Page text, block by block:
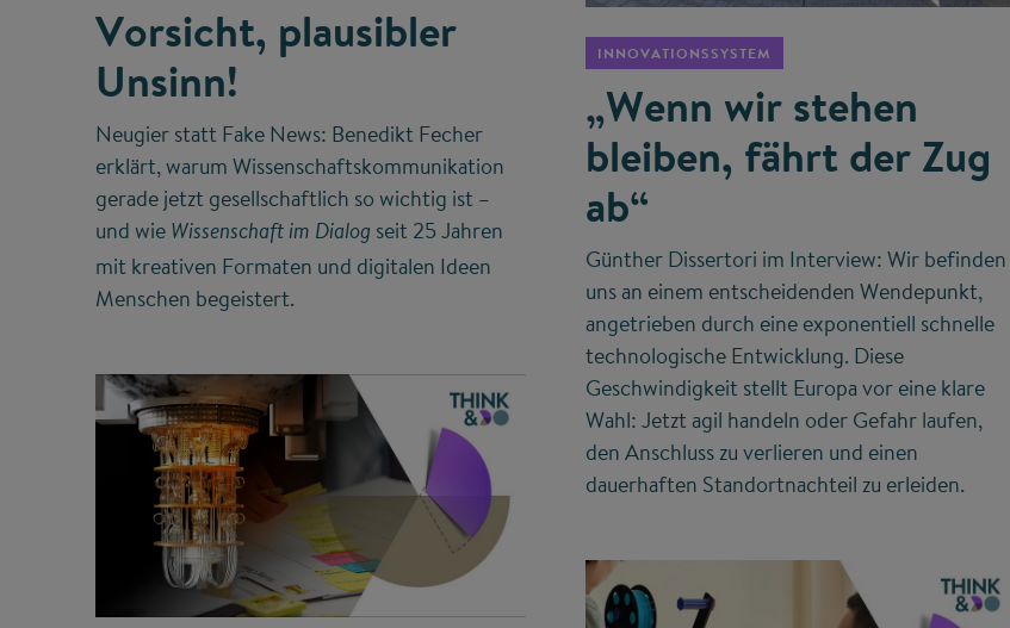
Vorsicht, plausibler
Unsinn!
Neugier statt Fake News: Benedikt Fecher
erklärt, warum Wissenschaftskommunikation
gerade jetzt gesellschaftlich so wichtig ist –
und wie Wissenschaft im Dialog seit 25 Jahren
mit kreativen Formaten und digitalen Ideen
Menschen begeistert.
INNOVATIONSSYSTEM
„Wenn wir stehen
bleiben, fährt der Zug
ab“
Günther Dissertori im Interview: Wir befinden
uns an einem entscheidenden Wendepunkt,
angetrieben durch eine exponentiell schnelle
technologische Entwicklung. Diese
Geschwindigkeit stellt Europa vor eine klare
Wahl: Jetzt agil handeln oder Gefahr laufen,
den Anschluss zu verlieren und einen
dauerhaften Standortnachteil zu erleiden.